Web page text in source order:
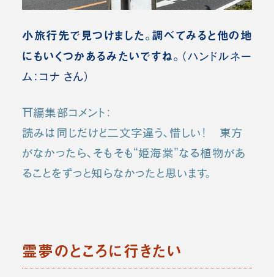
小旅行先で見つけました。調べてみると他の地
にもいくつかあるみたいですね。 （ハンドルネー
ム：コナ さん）
⛩️編集部コメント：
読みは同じだけど二文字違う、惜しい！ 東方
がなかったら、そもそも“姫海棠”なる植物があ
ることをずっと知らなかったと思います。
霊夢のところに行きたい